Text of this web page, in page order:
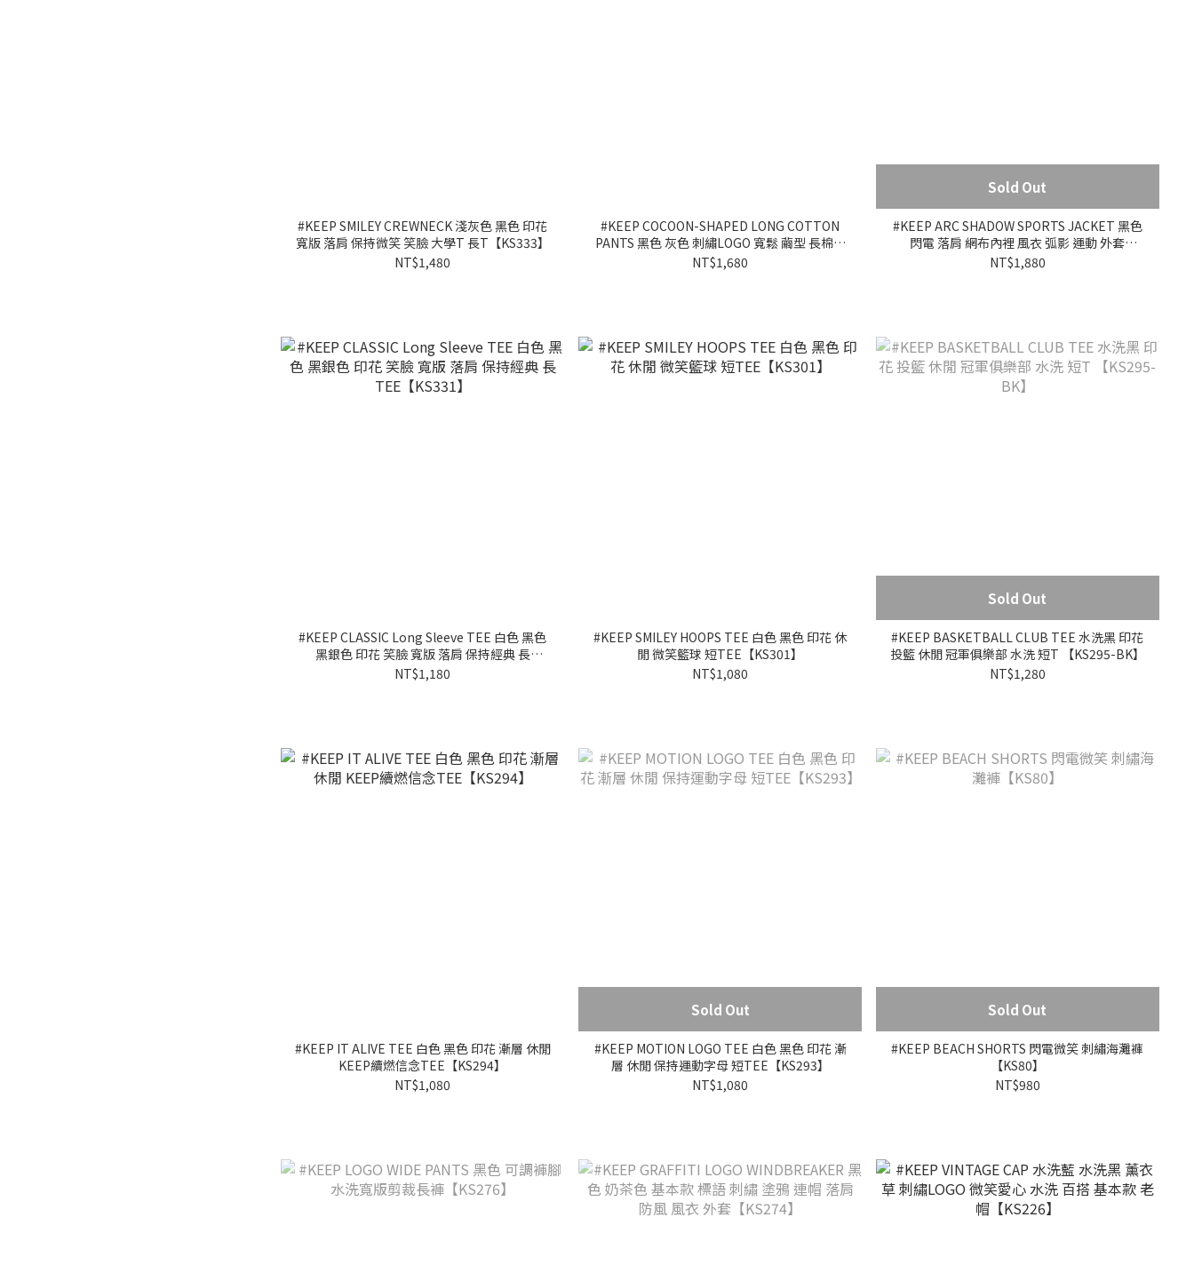
#KEEP SMILEY CREWNECK 淺灰色 黑色 印花
寬版 落肩 保持微笑 笑臉 大學T 長T【KS333】
NT$1,480
#KEEP COCOON-SHAPED LONG COTTON
PANTS 黑色 灰色 刺繡LOGO 寬鬆 繭型 長棉褲
長褲【KS340】
NT$1,680
Sold Out
#KEEP ARC SHADOW SPORTS JACKET 黑色
閃電 落肩 網布內裡 風衣 弧影 運動 外套
【KS332】
NT$1,880
#KEEP CLASSIC Long Sleeve TEE 白色 黑色
黑銀色 印花 笑臉 寬版 落肩 保持經典 長
TEE【KS331】
NT$1,180
#KEEP SMILEY HOOPS TEE 白色 黑色 印花 休
閒 微笑籃球 短TEE【KS301】
NT$1,080
Sold Out
#KEEP BASKETBALL CLUB TEE 水洗黑 印花
投籃 休閒 冠軍俱樂部 水洗 短T 【KS295-BK】
NT$1,280
#KEEP IT ALIVE TEE 白色 黑色 印花 漸層 休閒
KEEP續燃信念TEE【KS294】
NT$1,080
Sold Out
#KEEP MOTION LOGO TEE 白色 黑色 印花 漸
層 休閒 保持運動字母 短TEE【KS293】
NT$1,080
Sold Out
#KEEP BEACH SHORTS 閃電微笑 刺繡海灘褲
【KS80】
NT$980